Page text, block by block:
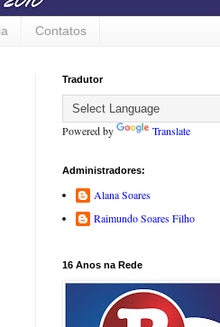
Contatos
Tradutor
Powered by Translate
Administradores:
Alana Soares
Raimundo Soares Filho
16 Anos na Rede